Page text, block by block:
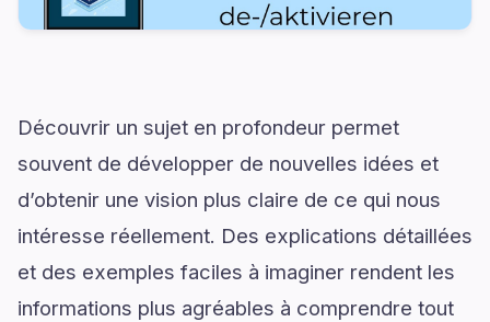
Découvrir un sujet en profondeur permet
souvent de développer de nouvelles idées et
d’obtenir une vision plus claire de ce qui nous
intéresse réellement. Des explications détaillées
et des exemples faciles à imaginer rendent les
informations plus agréables à comprendre tout